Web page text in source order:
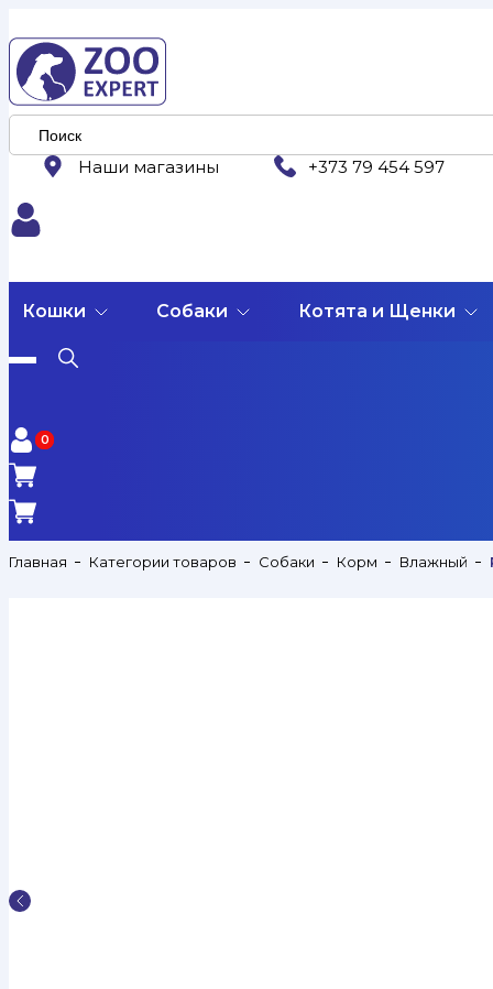
Наши магазины +373 79 454 597
Кошки Собаки Котята и Щенки
0
0
Главная Категории товаров Собаки Корм Влажный